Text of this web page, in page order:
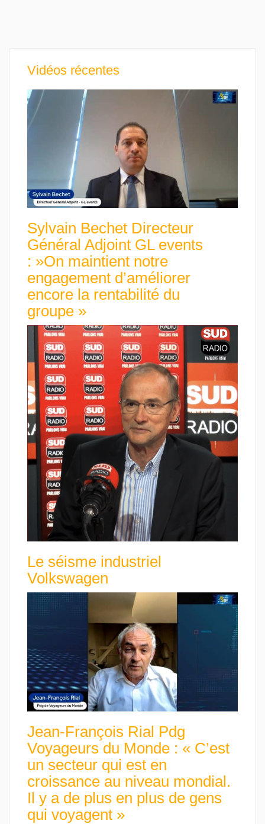
Vidéos récentes
Sylvain Bechet Directeur
Général Adjoint GL events
: »On maintient notre
engagement d’améliorer
encore la rentabilité du
groupe »
Le séisme industriel
Volkswagen
Jean-François Rial Pdg
Voyageurs du Monde : « C’est
un secteur qui est en
croissance au niveau mondial.
Il y a de plus en plus de gens
qui voyagent »